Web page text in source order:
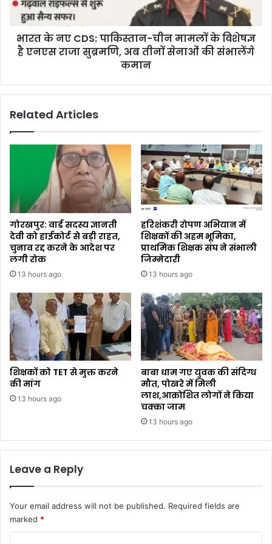
भारत के नए CDS: पाकिस्तान-चीन मामलों के विशेषज्ञ
है एनएस राजा सुब्रमणि, अब तीनों सेनाओं की संभालेंगे
कमान
Related Articles
गोरखपुर: वार्ड सदस्य ज्ञानती
देवी को हाईकोर्ट से बड़ी राहत,
चुनाव रद्द करने के आदेश पर
लगी रोक
13 hours ago
हरिशंकरी रोपण अभियान में
शिक्षकों की अहम भूमिका,
प्राथमिक शिक्षक संघ ने संभाली
जिम्मेदारी
13 hours ago
शिक्षकों को TET से मुक्त करने
की मांग
13 hours ago
बाबा धाम गए युवक की संदिग्ध
मौत, पोखरे में मिली
लाश,आक्रोशित लोगों ने किया
चक्का जाम
13 hours ago
Leave a Reply
Your email address will not be published. Required fields are
marked *